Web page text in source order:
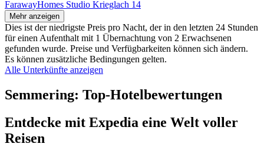
FarawayHomes Studio Krieglach 14
Mehr anzeigen
Dies ist der niedrigste Preis pro Nacht, der in den letzten 24 Stunden
für einen Aufenthalt mit 1 Übernachtung von 2 Erwachsenen
gefunden wurde. Preise und Verfügbarkeiten können sich ändern.
Es können zusätzliche Bedingungen gelten.
Alle Unterkünfte anzeigen
Semmering: Top-Hotelbewertungen
Entdecke mit Expedia eine Welt voller
Reisen